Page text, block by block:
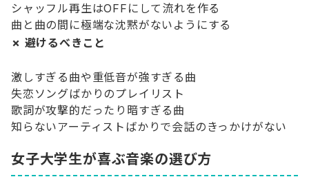
シャッフル再生はOFFにして流れを作る
曲と曲の間に極端な沈黙がないようにする
✗ 避けるべきこと
激しすぎる曲や重低音が強すぎる曲
失恋ソングばかりのプレイリスト
歌詞が攻撃的だったり暗すぎる曲
知らないアーティストばかりで会話のきっかけがない
女子大学生が喜ぶ音楽の選び方